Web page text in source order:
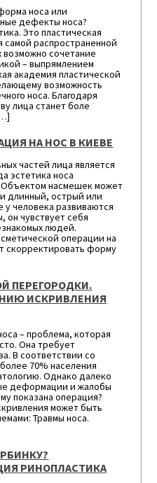
носа или
дефекты носа?
Это пластическая
самой распространенной
возможно сочетание
– выпрямлением
академия пластической
возможность
носа. Благодаря
лица станет боле
НА НОС В КИЕВЕ
частей лица является
эстетика носа
Объектом насмешек может
длинный, острый или
у человека развиваются
он чувствует себя
людей.
операции на
скорректировать форму
ПЕРЕГОРОДКИ.
ИСКРИВЛЕНИЯ
– проблема, которая
Она требует
В соответствии со
70% населения
Однако далеко
деформации и жалобы
показана операция?
может быть
Травмы носа.
РИНОПЛАСТИКА